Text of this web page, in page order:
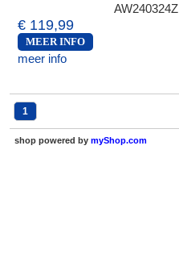
AW240324Z
€ 119,99
MEER INFO
meer info
1
shop powered by myShop.com